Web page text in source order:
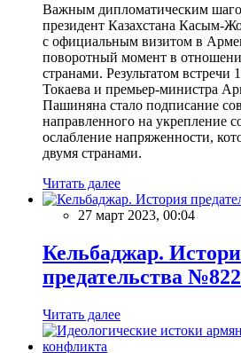
Важным дипломатическим
президент Казахстана Касым-
с официальным визитом в
поворотный момент в
странами. Результатом встречи
Токаева и премьер-министра
Пашиняна стало подписание
направленного на укрепление
ослабление напряженности,
двумя странами.
Читать далее
27 март 2023, 00:04
Кельбаджар.
предательства №822
Читать далее